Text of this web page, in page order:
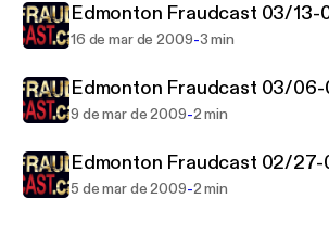
Edmonton Fraudcast 03/
16 de mar de 2009-3 min
Edmonton Fraudcast 03/
9 de mar de 2009-2 min
Edmonton Fraudcast 02/
5 de mar de 2009-2 min